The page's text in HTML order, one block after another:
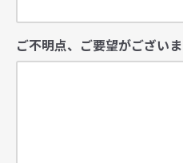
ご不明点、ご要望がござい